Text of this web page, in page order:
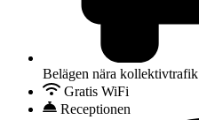
Belägen nära kollektivtrafik
Gratis WiFi
Receptionen